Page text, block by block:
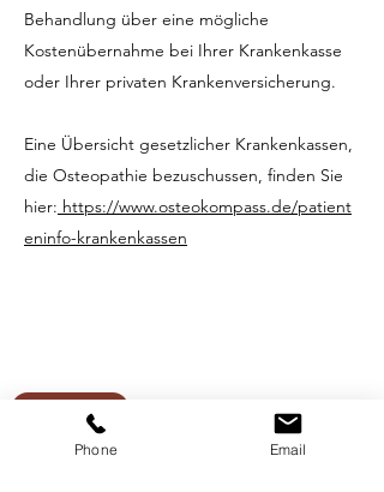
Behandlung über eine mögliche
Kostenübernahme bei Ihrer Krankenkasse
oder Ihrer privaten Krankenversicherung.
Eine Übersicht gesetzlicher Krankenkassen,
die Osteopathie bezuschussen, finden Sie
hier: https://www.osteokompass.de/patient
eninfo-krankenkassen
Loslegen
Phone Email